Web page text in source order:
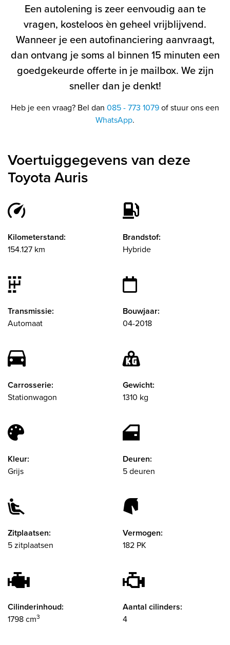
Een autolening is zeer eenvoudig aan te
vragen, kosteloos èn geheel vrijblijvend.
Wanneer je een autofinanciering aanvraagt,
dan ontvang je soms al binnen 15 minuten een
goedgekeurde offerte in je mailbox. We zijn
sneller dan je denkt!
Heb je een vraag? Bel dan 085 - 773 1079of stuur ons een
WhatsApp.
Voertuiggegevens van deze
Toyota Auris
Kilometerstand:
154.127 km
Brandstof:
Hybride
Transmissie:
Automaat
Bouwjaar:
04-2018
Carrosserie:
Stationwagon
Gewicht:
1310 kg
Kleur:
Grijs
Deuren:
5 deuren
Zitplaatsen:
5 zitplaatsen
Vermogen:
182 PK
Cilinderinhoud:
1798 cm3
Aantal cilinders:
4